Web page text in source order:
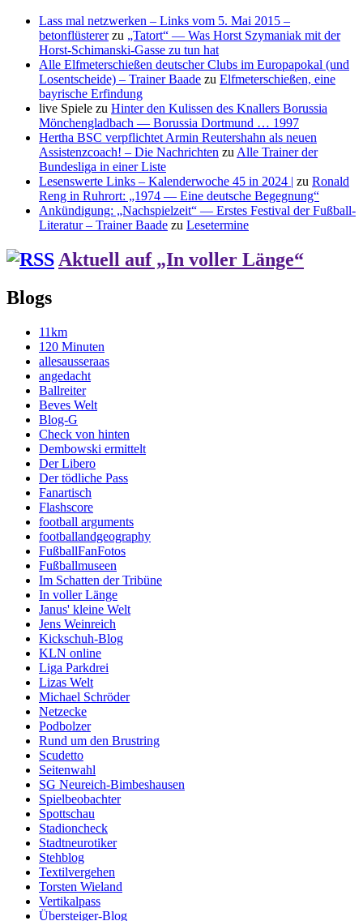
Lass mal netzwerken – Links vom 5. Mai 2015 –
betonflüstererzu „Tatort“ — Was Horst Szymaniak mit der
Horst-Schimanski-Gasse zu tun hat
Alle Elfmeterschießen deutscher Clubs im Europapokal (und
Losentscheide) – Trainer Baade zu Elfmeterschießen, eine
bayrische Erfindung
live Spiele zu Hinter den Kulissen des Knallers Borussia
Mönchengladbach — Borussia Dortmund … 1997
Hertha BSC verpflichtet Armin Reutershahn als neuen
Assistenzcoach! – Die Nachrichten zu Alle Trainer der
Bundesliga in einer Liste
Lesenswerte Links – Kalenderwoche 45 in 2024 | zu Ronald
Reng in Ruhrort: „1974 — Eine deutsche Begegnung“
Ankündigung: „Nachspielzeit“ — Erstes Festival der Fußball-
Literatur – Trainer Baade zu Lesetermine
Aktuell auf „In voller Länge“
Blogs
11km
120 Minuten
allesausseraas
angedacht
Ballreiter
Beves Welt
Blog-G
Check von hinten
Dembowski ermittelt
Der Libero
Der tödliche Pass
Fanartisch
Flashscore
football arguments
footballandgeography
FußballFanFotos
Fußballmuseen
Im Schatten der Tribüne
In voller Länge
Janus' kleine Welt
Jens Weinreich
Kickschuh-Blog
KLN online
Liga Parkdrei
Lizas Welt
Michael Schröder
Netzecke
Podbolzer
Rund um den Brustring
Scudetto
Seitenwahl
SG Neureich-Bimbeshausen
Spielbeobachter
Spottschau
Stadioncheck
Stadtneurotiker
Stehblog
Textilvergehen
Torsten Wieland
Vertikalpass
Übersteiger-Blog